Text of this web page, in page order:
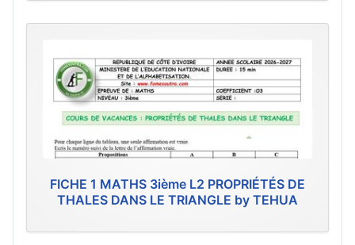
FICHE 1 MATHS 3ième L2 PROPRIÉTÉS DE
THALES DANS LE TRIANGLE by TEHUA